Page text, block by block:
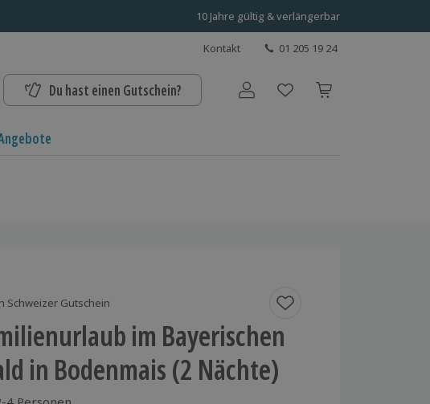
10 Jahre gültig & verlängerbar
Kontakt 01 205 19 24
Du hast einen Gutschein? Benutzerkonto
Schweizer Gutschein
im Bayerischen
in Bodenmais (2 Nächte)